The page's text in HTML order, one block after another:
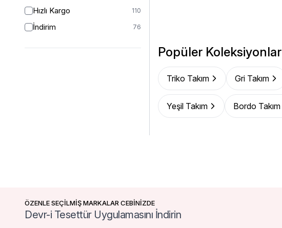
2 (44-46)
46/48
Hızlı Kargo 110
İndirim 76
Popüler Koleksiyonlar
Triko Takım Gri Takım
Yeşil Takım Bordo Takım
ÖZENLE SEÇİLMİŞ MARKALAR CEBİNİZDE
Devr-i Tesettür Uygulamasını İndirin